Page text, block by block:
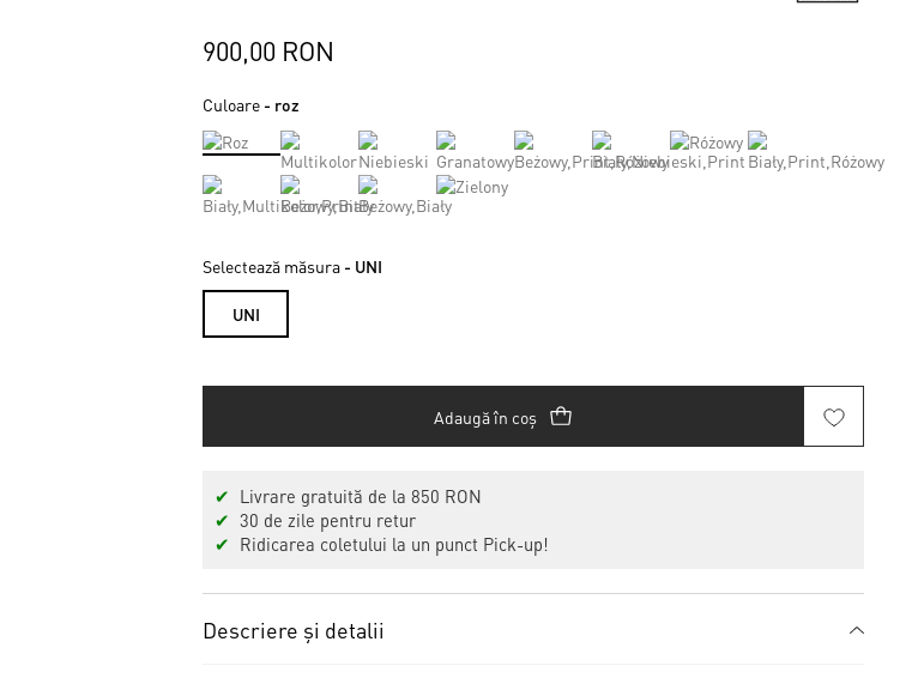
900,00 RON
Culoare - roz
Selectează măsura - UNI
UNI
Adaugă în coș
✔
Livrare gratuită de la 850 RON
✔ 30 de zile pentru retur
✔
Ridicarea coletului la un punct Pick-up!
Descriere și detalii